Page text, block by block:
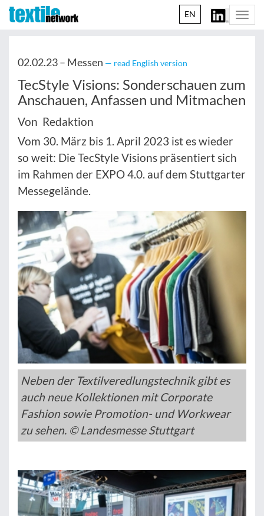
EN
02.02.23 – Messen — read English version
TecStyle Visions: Sonderschauen zum
Anschauen, Anfassen und Mitmachen
Von Redaktion
Vom 30. März bis 1. April 2023 ist es wieder
so weit: Die TecStyle Visions präsentiert sich
im Rahmen der EXPO 4.0. auf dem Stuttgarter
Messegelände.
Neben der Textilveredlungstechnik gibt es
auch neue Kollektionen mit Corporate
Fashion sowie Promotion- und Workwear
zu sehen. © Landesmesse Stuttgart